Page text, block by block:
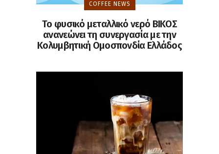
COFFEE NEWS
Το φυσικό μεταλλικό νερό ΒΙΚΟΣ
ανανεώνει τη συνεργασία με την
Κολυμβητική Ομοσπονδία Ελλάδος